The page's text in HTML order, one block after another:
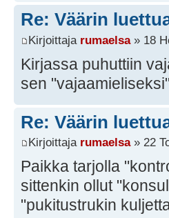
Re: Väärin
Kirjoittaja rumaelsa» 18
Kirjassa puhuttiin
sen
Re: Väärin
Kirjoittaja rumaelsa» 22
Paikka tarjolla
sittenkin ollut
"pukitustrukin